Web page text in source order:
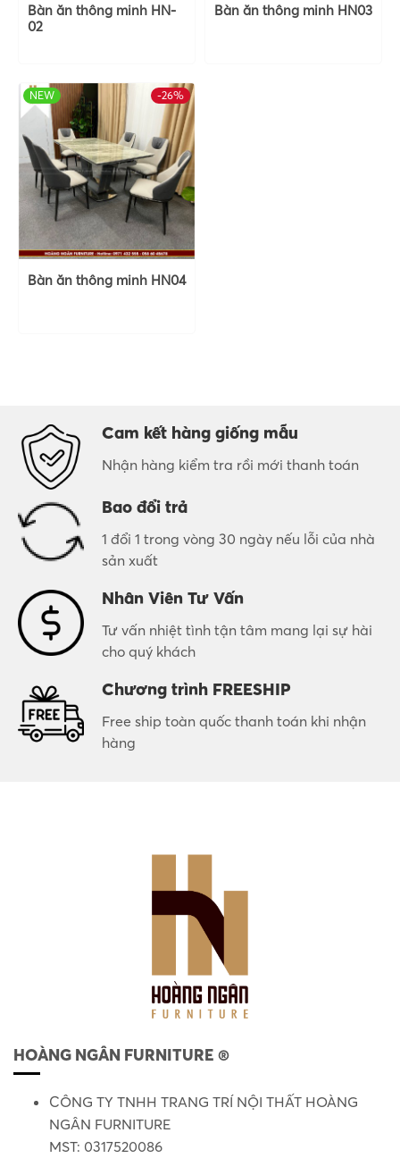
Bàn ăn thông minh HN-
02
Bàn ăn thông minh HN03
-26%
NEW HOT
Bàn ăn thông minh HN04
Cam kết hàng giống mẫu
Nhận hàng kiểm tra rồi mới thanh toán
Bao đổi trả
1 đổi 1 trong vòng 30 ngày nếu lỗi của nhà
sản xuất
Nhân Viên Tư Vấn
Tư vấn nhiệt tình tận tâm mang lại sự hài
cho quý khách
Chương trình FREESHIP
Free ship toàn quốc thanh toán khi nhận
hàng
HOÀNG NGÂN FURNITURE ®
CÔNG TY TNHH TRANG TRÍ NỘI THẤT HOÀNG
NGÂN FURNITURE
MST: 0317520086